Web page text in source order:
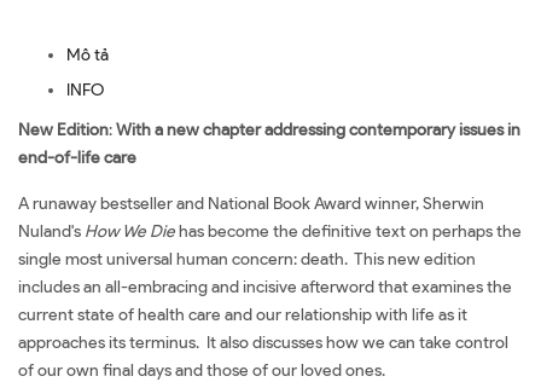
Mô tả
INFO
New Edition:With a new chapter addressing contemporary issues in
end-of-life care
A runaway bestseller and National Book Award winner, Sherwin
Nuland's How We Diehas become the definitive text on perhaps the
single most universal human concern: death. This new edition
includes an all-embracing and incisive afterword that examines the
current state of health care and our relationship with life as it
approaches its terminus. It also discusses how we can take control
of our own final days and those of our loved ones.